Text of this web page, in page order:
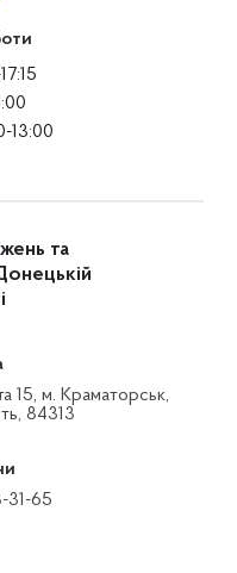
13:00
та
15, м. Краматорськ,
84313
31-65